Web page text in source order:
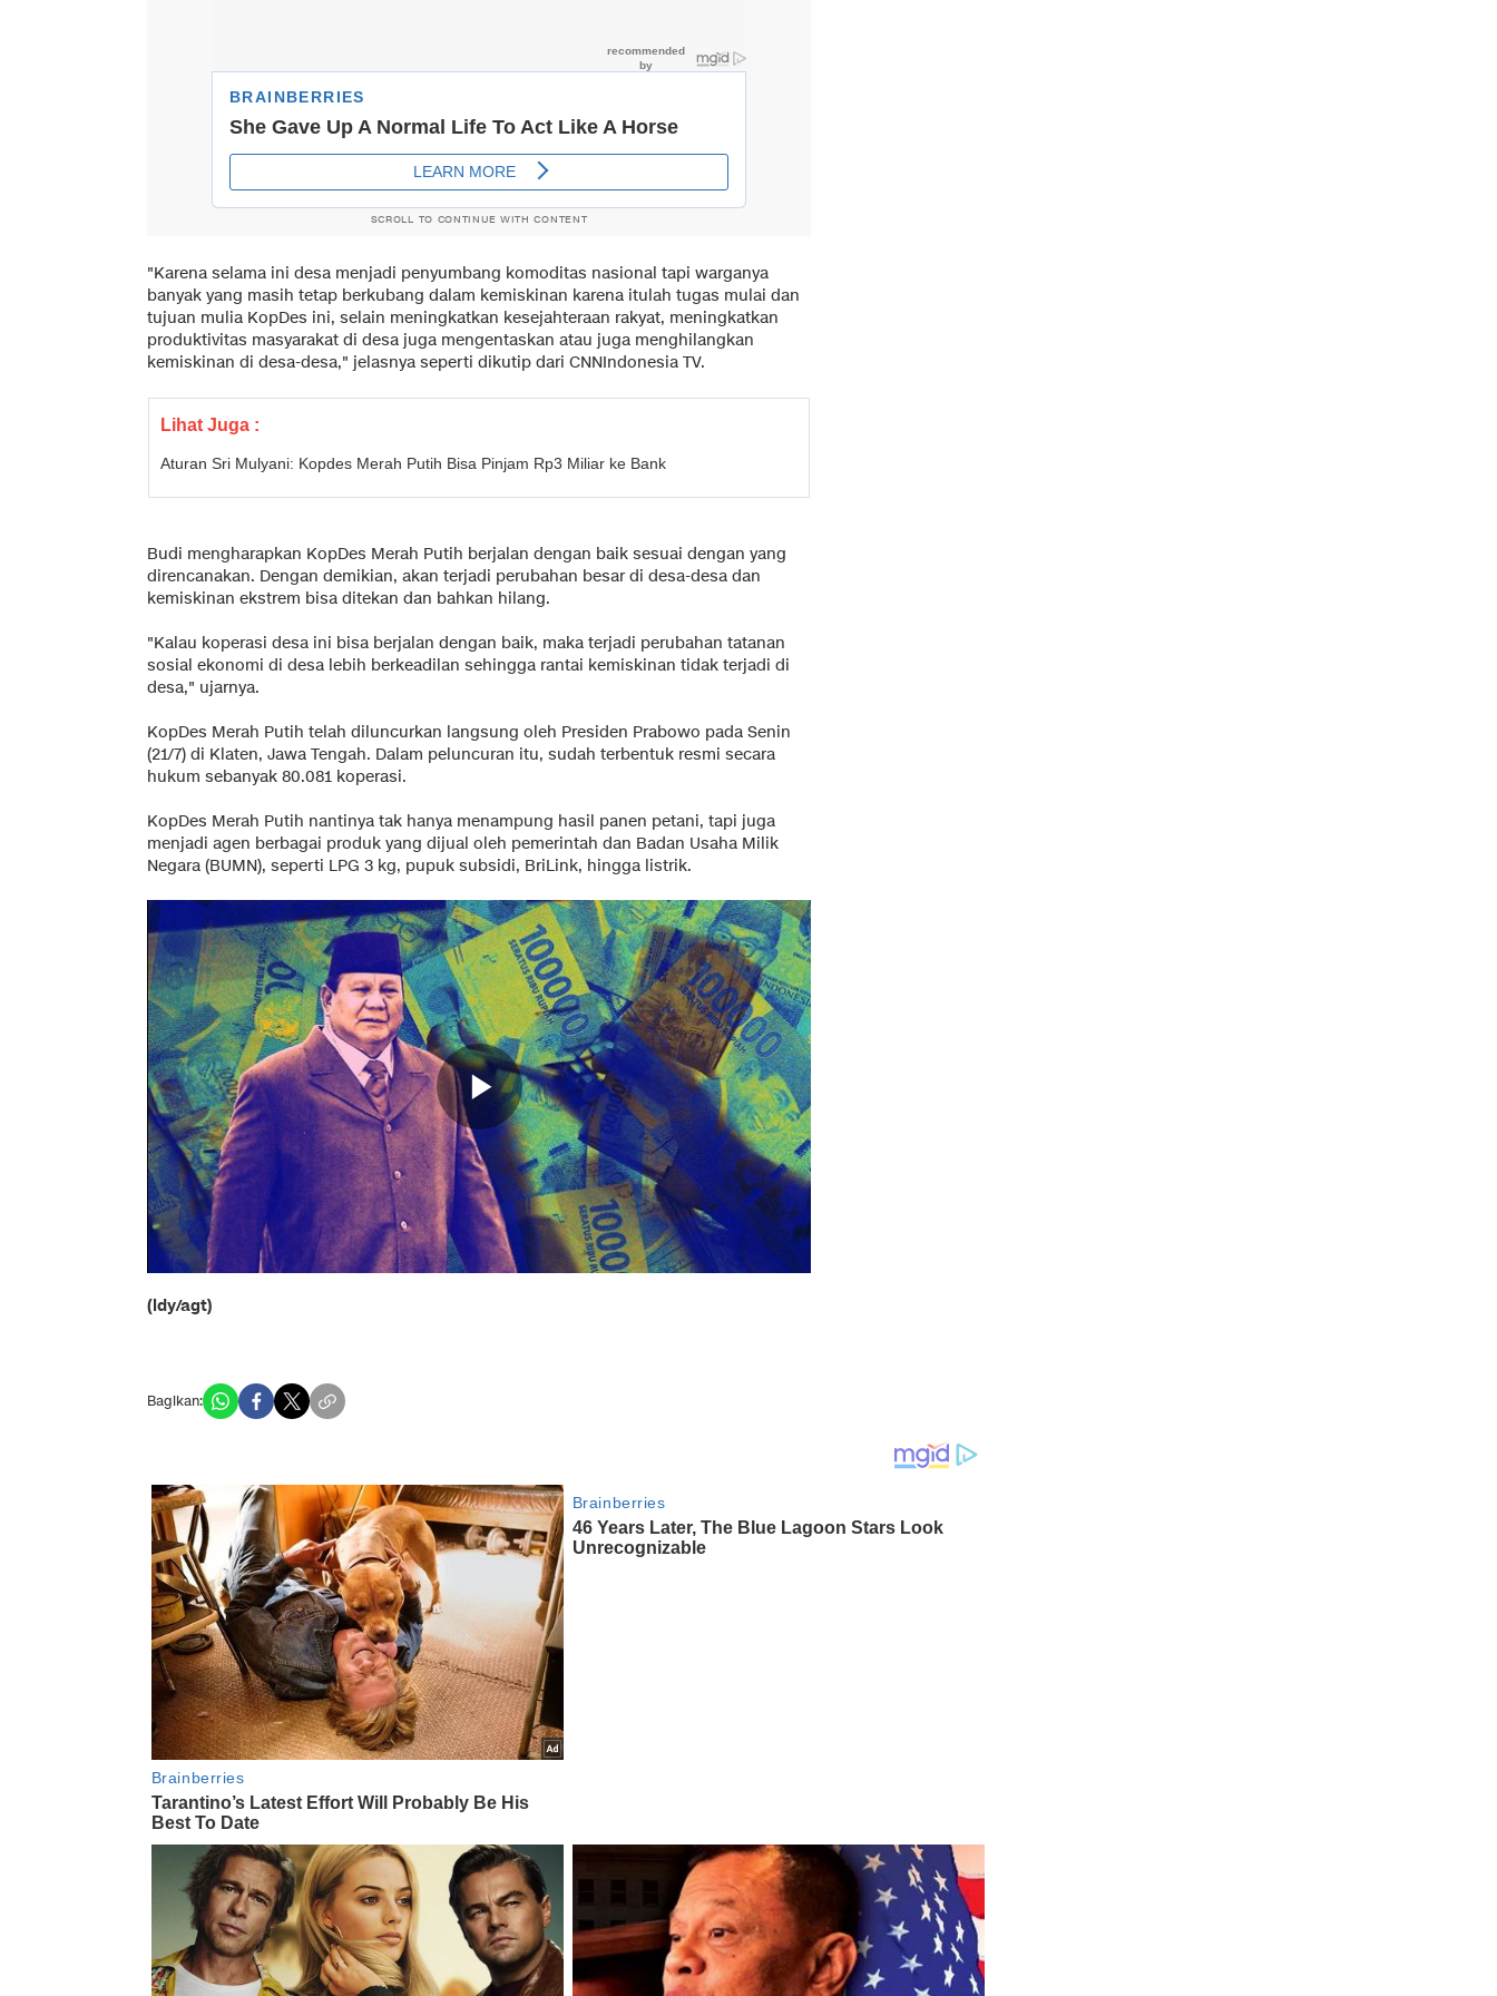
SCROLL TO CONTINUE WITH CONTENT
"Karena selama ini desa menjadi penyumbang komoditas nasional tapi warganya
banyak yang masih tetap berkubang dalam kemiskinan karena itulah tugas mulai dan
tujuan mulia KopDes ini, selain meningkatkan kesejahteraan rakyat, meningkatkan
produktivitas masyarakat di desa juga mengentaskan atau juga menghilangkan
kemiskinan di desa-desa," jelasnya seperti dikutip dari CNNIndonesia TV.
Lihat Juga :
Aturan Sri Mulyani: Kopdes Merah Putih Bisa Pinjam Rp3 Miliar ke Bank
Budi mengharapkan KopDes Merah Putih berjalan dengan baik sesuai dengan yang
direncanakan. Dengan demikian, akan terjadi perubahan besar di desa-desa dan
kemiskinan ekstrem bisa ditekan dan bahkan hilang.
"Kalau koperasi desa ini bisa berjalan dengan baik, maka terjadi perubahan tatanan
sosial ekonomi di desa lebih berkeadilan sehingga rantai kemiskinan tidak terjadi di
desa," ujarnya.
KopDes Merah Putih telah diluncurkan langsung oleh Presiden Prabowo pada Senin
(21/7) di Klaten, Jawa Tengah. Dalam peluncuran itu, sudah terbentuk resmi secara
hukum sebanyak 80.081 koperasi.
KopDes Merah Putih nantinya tak hanya menampung hasil panen petani, tapi juga
menjadi agen berbagai produk yang dijual oleh pemerintah dan Badan Usaha Milik
Negara (BUMN), seperti LPG 3 kg, pupuk subsidi, BriLink, hingga listrik.
(ldy/agt)
Bagikan: